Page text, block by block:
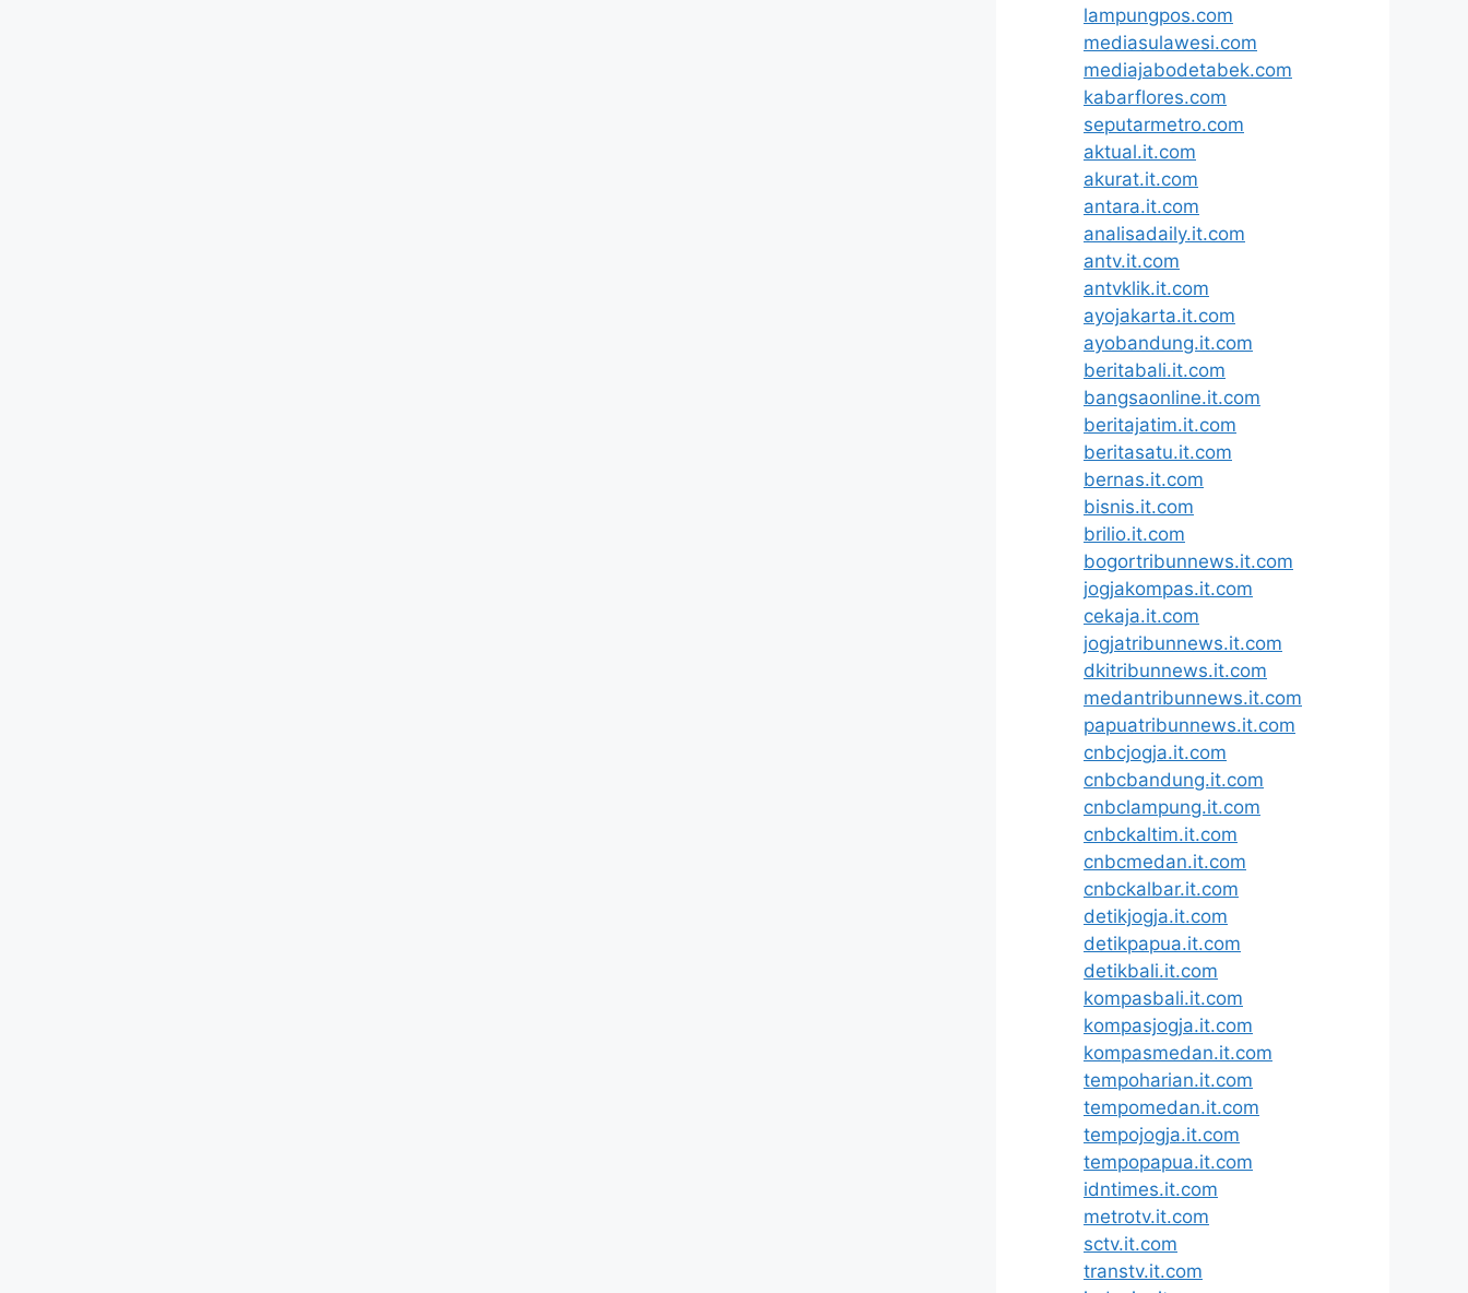
lampungpos.com
mediasulawesi.com
mediajabodetabek.com
kabarflores.com
seputarmetro.com
aktual.it.com
akurat.it.com
antara.it.com
analisadaily.it.com
antv.it.com
antvklik.it.com
ayojakarta.it.com
ayobandung.it.com
beritabali.it.com
bangsaonline.it.com
beritajatim.it.com
beritasatu.it.com
bernas.it.com
bisnis.it.com
brilio.it.com
bogortribunnews.it.com
jogjakompas.it.com
cekaja.it.com
jogjatribunnews.it.com
dkitribunnews.it.com
medantribunnews.it.com
papuatribunnews.it.com
cnbcjogja.it.com
cnbcbandung.it.com
cnbclampung.it.com
cnbckaltim.it.com
cnbcmedan.it.com
cnbckalbar.it.com
detikjogja.it.com
detikpapua.it.com
detikbali.it.com
kompasbali.it.com
kompasjogja.it.com
kompasmedan.it.com
tempoharian.it.com
tempomedan.it.com
tempojogja.it.com
tempopapua.it.com
idntimes.it.com
metrotv.it.com
sctv.it.com
transtv.it.com